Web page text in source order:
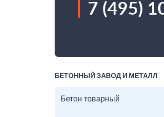
7 (495)
БЕТОННЫЙ ЗАВОД И МЕТАЛЛ
Бетон товарный